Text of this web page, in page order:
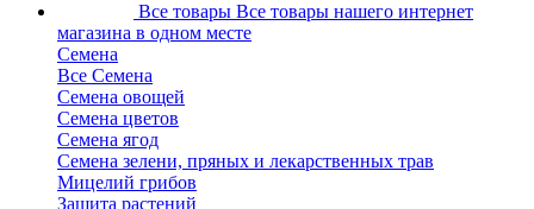
Все товары Все товары нашего интернет
магазина в одном месте
Семена
Все Семена
Семена овощей
Семена цветов
Семена ягод
Семена зелени, пряных и лекарственных трав
Мицелий грибов
Защита растений